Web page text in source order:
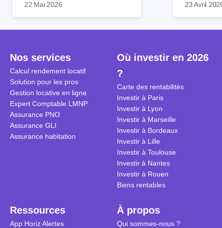
patrimoine et générer des
Cependant, il est crucial de
notamment la TVA, afin
d'optimiser cette activité.
Et qu’a-t-on appris à la rentrée
la TVA est généralisé pour les
saisonnière dans certaines
conditions. On fait le point dans
cet article.
22 Mai 2026
immobilier.
historique
quelles
pour en
23 Avril
Nos services
Calcul rendement locatif
Solution pour les pros
Gestion locative en ligne
Expert Comptable LMNP
Assurance PNO
Assurance GLI
Assurance habitation
Où investir en 2026
?
Carte des rentabilités
Investir à Paris
Investir à Lyon
Investir à Marseille
Investir à Bordeaux
Investir à Lille
Investir à Toulouse
Investir à Nantes
Investir à Rouen
Biens rentables
Ressources
App Horiz Alertes
À propos
Qui sommes-nous ?